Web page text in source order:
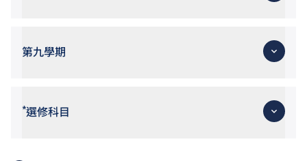
第九學期
*選修科目